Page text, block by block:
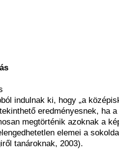
indulnak ki, hogy „a
eredményesnek, ha
megtörténik azoknak a
elemei a
tanároknak, 2003).